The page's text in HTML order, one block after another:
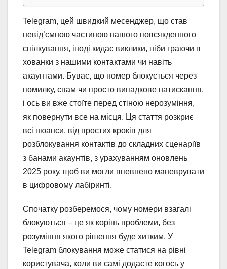
Telegram, цей швидкий месенджер, що став
невід’ємною частиною нашого повсякденного
спілкування, іноді кидає виклики, ніби граючи в
хованки з нашими контактами чи навіть
акаунтами. Буває, що номер блокується через
помилку, спам чи просто випадкове натискання,
і ось ви вже стоїте перед стіною нерозуміння,
як повернути все на місця. Ця стаття розкриє
всі нюанси, від простих кроків для
розблокування контактів до складних сценаріїв
з банами акаунтів, з урахуванням оновлень
2025 року, щоб ви могли впевнено маневрувати
в цифровому лабіринті.
Спочатку розберемося, чому номери взагалі
блокуються – це як корінь проблеми, без
розуміння якого рішення буде хитким. У
Telegram блокування може статися на рівні
користувача, коли ви самі додаєте когось у